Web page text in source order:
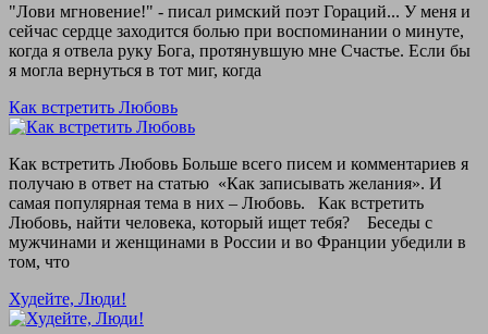
"Лови мгновение!" - писал римский поэт Гораций... У меня и
сейчас сердце заходится болью при воспоминании о минуте,
когда я отвела руку Бога, протянувшую мне Счастье. Если бы
я могла вернуться в тот миг, когда
Как встретить Любовь
Как встретить Любовь Больше всего писем и комментариев я
получаю в ответ на статью «Как записывать желания». И
самая популярная тема в них – Любовь. Как встретить
Любовь, найти человека, который ищет тебя? Беседы с
мужчинами и женщинами в России и во Франции убедили в
том, что
Худейте, Люди!